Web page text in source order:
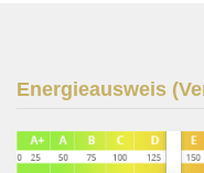
Energieausweis